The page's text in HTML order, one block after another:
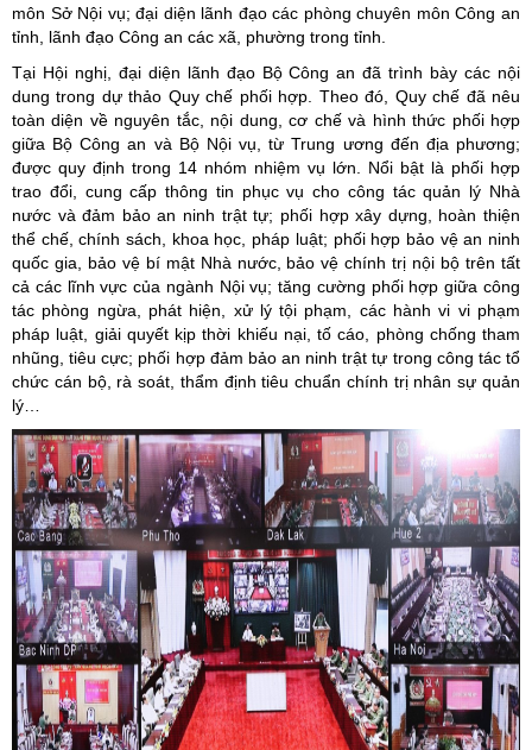
môn Sở Nội vụ; đại diện lãnh đạo các phòng chuyên môn Công an
tỉnh, lãnh đạo Công an các xã, phường trong tỉnh.
Tại Hội nghị, đại diện lãnh đạo Bộ Công an đã trình bày các nội
dung trong dự thảo Quy chế phối hợp. Theo đó, Quy chế đã nêu
toàn diện về nguyên tắc, nội dung, cơ chế và hình thức phối hợp
giữa Bộ Công an và Bộ Nội vụ, từ Trung ương đến địa phương;
được quy định trong 14 nhóm nhiệm vụ lớn. Nổi bật là phối hợp
trao đổi, cung cấp thông tin phục vụ cho công tác quản lý Nhà
nước và đảm bảo an ninh trật tự; phối hợp xây dựng, hoàn thiện
thể chế, chính sách, khoa học, pháp luật; phối hợp bảo vệ an ninh
quốc gia, bảo vệ bí mật Nhà nước, bảo vệ chính trị nội bộ trên tất
cả các lĩnh vực của ngành Nội vụ; tăng cường phối hợp giữa công
tác phòng ngừa, phát hiện, xử lý tội phạm, các hành vi vi phạm
pháp luật, giải quyết kịp thời khiếu nại, tố cáo, phòng chống tham
nhũng, tiêu cực; phối hợp đảm bảo an ninh trật tự trong công tác tổ
chức cán bộ, rà soát, thẩm định tiêu chuẩn chính trị nhân sự quản
lý…